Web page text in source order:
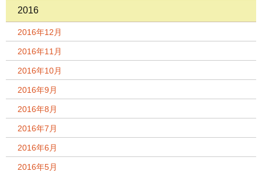
2016
2016年12月
2016年11月
2016年10月
2016年9月
2016年8月
2016年7月
2016年6月
2016年5月